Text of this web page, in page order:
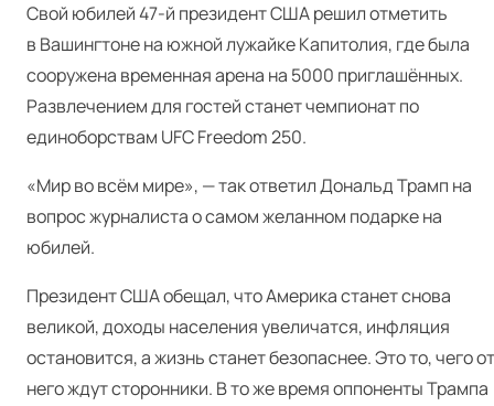
Свой юбилей 47‑й президент США решил отметить
в Вашингтоне на южной лужайке Капитолия, где была
сооружена временная арена на 5000 приглашённых.
Развлечением для гостей станет чемпионат по
единоборствам UFC Free­dom 250.
«Мир во всём мире», — так ответил Дональд Трамп на
вопрос журналиста о самом желанном подарке на
юбилей.
Президент США обещал, что Америка станет снова
великой, доходы населения увеличатся, инфляция
остановится, а жизнь станет безопаснее. Это то, чего от
него ждут сторонники. В то же время оппоненты Трампа